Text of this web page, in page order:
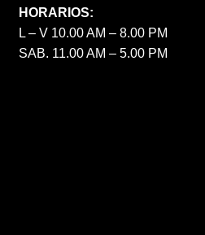
HORARIOS:
L – V 10.00 AM – 8.00 PM
SAB. 11.00 AM – 5.00 PM